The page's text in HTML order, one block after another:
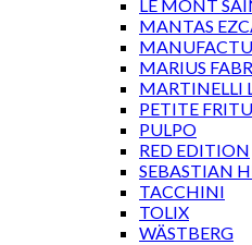
LE MONT
MANTAS
MARIUS
MARTINELLI
PETITE
PULPO
RED EDITION
SEBASTIAN
TACCHINI
TOLIX
WÄSTBERG